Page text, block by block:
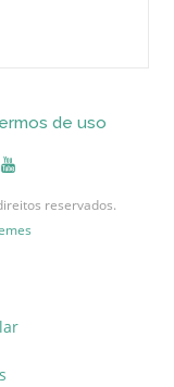
de uso
reservados.